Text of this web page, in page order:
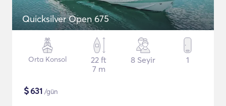
Quicksilver Open 675
Orta Konsol
22 ft
7 m
8 Seyir 1
$631 /gün